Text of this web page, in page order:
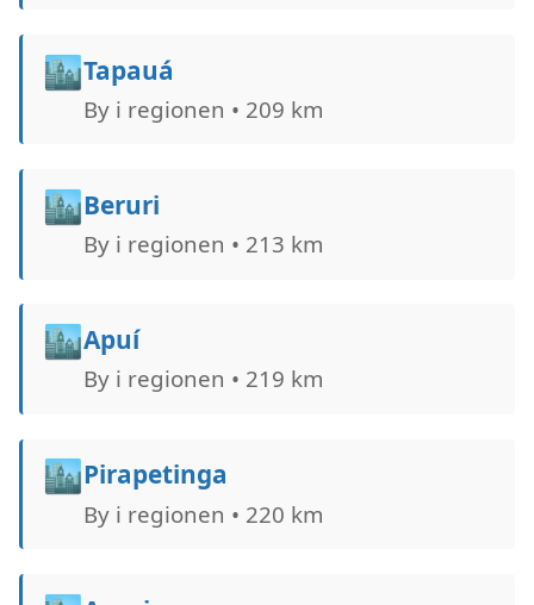
🏙️Tapauá
By i regionen • 209 km
🏙️Beruri
By i regionen • 213 km
🏙️Apuí
By i regionen • 219 km
🏙️Pirapetinga
By i regionen • 220 km